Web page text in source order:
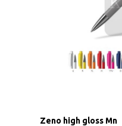
Zeno high gloss Mn